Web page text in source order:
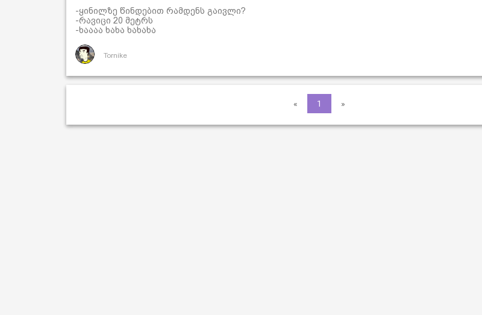
-ყინილზე წინდებით რამდენს გაივლი?
-რავიცი 20 მეტრს
-ხაააა ხახა ხახახა
Tornike
« 1 »